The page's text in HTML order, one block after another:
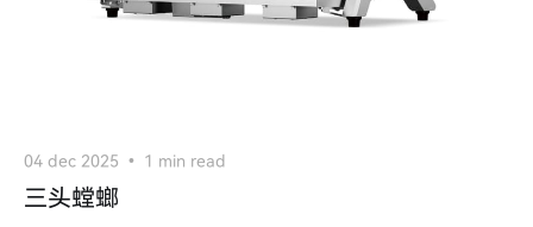
04 dec 2025 1 min read
三头螳螂